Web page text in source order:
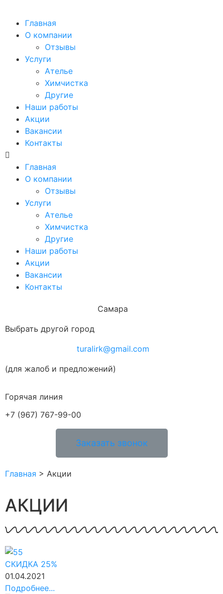
Главная
О компании
Отзывы
Услуги
Ателье
Химчистка
Другие
Наши работы
Акции
Вакансии
Контакты
Главная
О компании
Отзывы
Услуги
Ателье
Химчистка
Другие
Наши работы
Акции
Вакансии
Контакты
Самара
Выбрать другой город
turalirk@gmail.com
(для жалоб и предложений)
Горячая линия
+7 (967) 767-99-00
Заказать звонок
Главная > Акции
АКЦИИ
СКИДКА 25%
01.04.2021
Подробнее...